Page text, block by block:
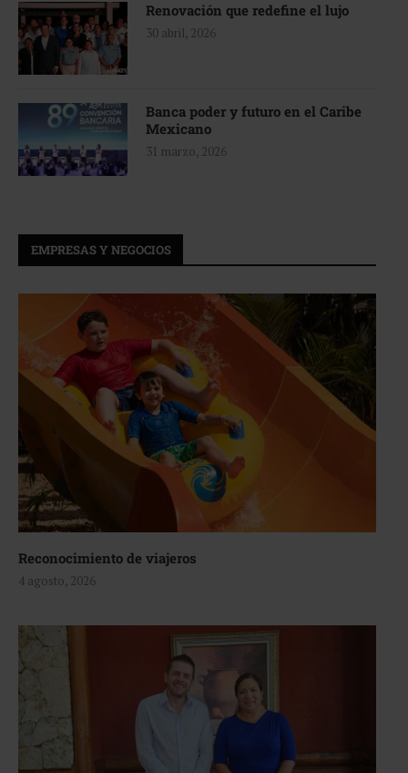
Renovación que redefine el lujo
30 abril, 2026
Banca poder y futuro en el Caribe
Mexicano
31 marzo, 2026
EMPRESAS Y NEGOCIOS
Reconocimiento de viajeros
4 agosto, 2026